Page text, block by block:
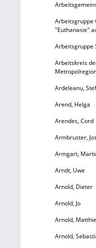
Arbeitsgruppe
"Euthanasie"
Arbeitsgruppe
Arbeitskreis
Ardeleanu,
Arend, Helga
Arendes, Cord
Armbruster,
Armgart,
Arndt, Uwe
Arnold, Dieter
Arnold, Jo
Arnold,
Arnold,